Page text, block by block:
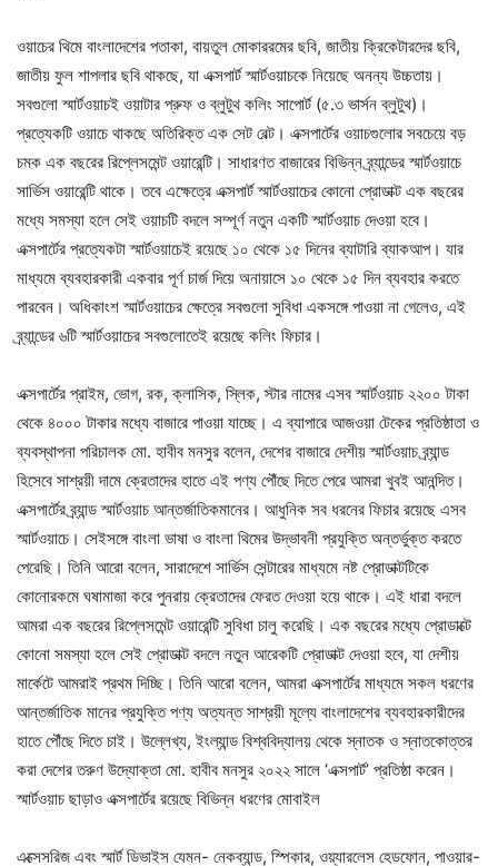
ওয়াচের থিমে বাংলাদেশের পতাকা, বায়তুল মোকাররমের ছবি, জাতীয় ক্রিকেটারদের ছবি,
জাতীয় ফুল শাপলার ছবি থাকছে, যা এক্সপার্ট স্মার্টওয়াচকে নিয়েছে অনন্য উচ্চতায়।
সবগুলো স্মার্টওয়াচই ওয়াটার প্রুফ ও ব্লুটুথ কলিং সাপোর্ট (৫.৩ ভার্সন ব্লুটুথ)।
প্রত্যেকটি ওয়াচে থাকছে অতিরিক্ত এক সেট বেল্ট। এক্সপার্টের ওয়াচগুলোর সবচেয়ে বড়
চমক এক বছরের রিপ্লেসমেন্ট ওয়ারেন্টি। সাধারণত বাজারের বিভিন্ন ব্র্যান্ডের স্মার্টওয়াচে
সার্ভিস ওয়ারেন্টি থাকে। তবে এক্ষেত্রে এক্সপার্ট স্মার্টওয়াচের কোনো প্রোডাক্ট এক বছরের
মধ্যে সমস্যা হলে সেই ওয়াচটি বদলে সম্পূর্ণ নতুন একটি স্মার্টওয়াচ দেওয়া হবে।
এক্সপার্টের প্রত্যেকটা স্মার্টওয়াচেই রয়েছে ১০ থেকে ১৫ দিনের ব্যাটারি ব্যাকআপ। যার
মাধ্যমে ব্যবহারকারী একবার পূর্ণ চার্জ দিয়ে অনায়াসে ১০ থেকে ১৫ দিন ব্যবহার করতে
পারবেন। অধিকাংশ স্মার্টওয়াচের ক্ষেত্রে সবগুলো সুবিধা একসঙ্গে পাওয়া না গেলেও, এই
ব্র্যান্ডের ৬টি স্মার্টওয়াচের সবগুলোতেই রয়েছে কলিং ফিচার।
এক্সপার্টের প্রাইম, ভোগ, রক, ক্লাসিক, স্লিক, স্টার নামের এসব স্মার্টওয়াচ ২২০০ টাকা
থেকে ৪০০০ টাকার মধ্যে বাজারে পাওয়া যাচ্ছে। এ ব্যাপারে আজওয়া টেকের প্রতিষ্ঠাতা ও
ব্যবস্থাপনা পরিচালক মো. হাবীব মনসুর বলেন, দেশের বাজারে দেশীয় স্মার্টওয়াচ ব্র্যান্ড
হিসেবে সাশ্রয়ী দামে ক্রেতাদের হাতে এই পণ্য পৌঁছে দিতে পেরে আমরা খুবই আনন্দিত।
এক্সপার্টের ব্র্যান্ড স্মার্টওয়াচ আন্তর্জাতিকমানের। আধুনিক সব ধরনের ফিচার রয়েছে এসব
স্মার্টওয়াচে। সেইসঙ্গে বাংলা ভাষা ও বাংলা থিমের উদ্ভাবনী প্রযুক্তি অন্তর্ভুক্ত করতে
পেরেছি। তিনি আরো বলেন, সারাদেশে সার্ভিস সেন্টারের মাধ্যমে নষ্ট প্রোডাক্টটিকে
কোনোরকমে ঘষামাজা করে পুনরায় ক্রেতাদের ফেরত দেওয়া হয়ে থাকে। এই ধারা বদলে
আমরা এক বছরের রিপ্লেসমেন্ট ওয়ারেন্টি সুবিধা চালু করেছি। এক বছরের মধ্যে প্রোডাক্টে
কোনো সমস্যা হলে সেই প্রোডাক্ট বদলে নতুন আরেকটি প্রোডাক্ট দেওয়া হবে, যা দেশীয়
মার্কেটে আমরাই প্রথম দিচ্ছি। তিনি আরো বলেন, আমরা এক্সপার্টের মাধ্যমে সকল ধরণের
আন্তর্জাতিক মানের প্রযুক্তি পণ্য অত্যন্ত সাশ্রয়ী মূল্যে বাংলাদেশের ব্যবহারকারীদের
হাতে পৌঁছে দিতে চাই। উল্লেখ্য, ইংল্যান্ড বিশ্ববিদ্যালয় থেকে স্নাতক ও স্নাতকোত্তর
করা দেশের তরুণ উদ্যোক্তা মো. হাবীব মনসুর ২০২২ সালে ‘এক্সপার্ট’ প্রতিষ্ঠা করেন।
স্মার্টওয়াচ ছাড়াও এক্সপার্টের রয়েছে বিভিন্ন ধরণের মোবাইল
এক্সেসরিজ এবং স্মার্ট ডিভাইস যেমন- নেকব্যান্ড, স্পিকার, ওয়্যারলেস হেডফোন, পাওয়ার-